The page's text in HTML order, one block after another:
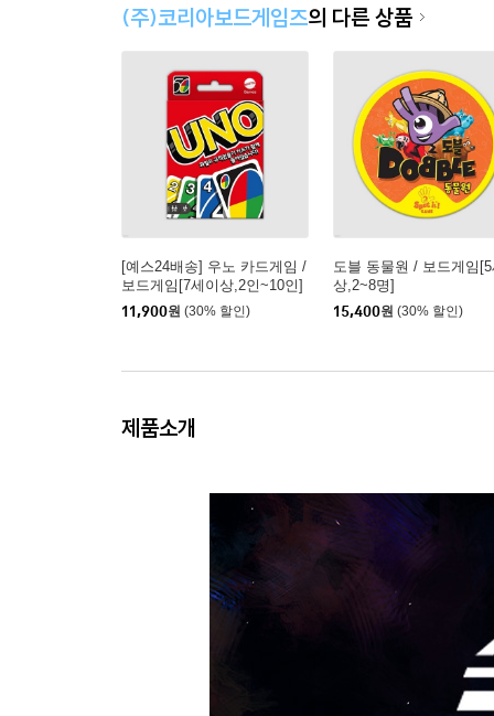
(주)코리아보드게임즈의 다른 상품
[예스24배송] 우노 카드게임 /
보드게임[7세이상,2인~10인]
11,900원 (30% 할인)
도블 동물원 / 보드게임
상,2~8명]
15,400원 (30% 할인)
제품소개